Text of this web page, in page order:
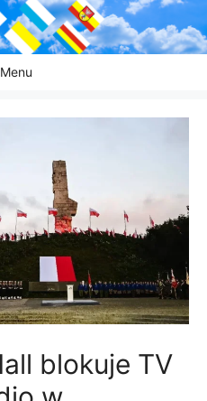
Menu
blokuje TV